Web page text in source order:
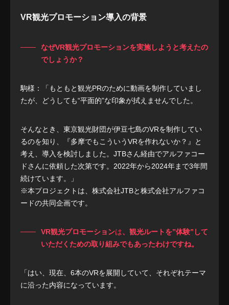
VR観光プロモーション導入の背景
なぜVR観光プロモーションを実施しようと考えたの
でしょうか？
駒様：「もともと観光PRのために動画を制作していまし
たが、どうしても“平面的”な印象が拭えませんでした。
そんなとき、東京観光財団が伊豆七島のVRを制作してい
るのを知り、『多摩でもこういうVRを作れないか？』と
考え、導入を検討しました。JTBさん経由でアルファコー
ドさんに依頼した次第です。2022年から2024年まで3年間
続けています。」
※本プロジェクトは、株式会社JTBと株式会社アルファコ
ードの共同企画です。
VR観光プロモーションは、観光ルートを”体験”して
いただくための取り組みでもあったわけですね。
「はい、現在、6本のVRを展開していて、それぞれテーマ
に沿った内容になっています。